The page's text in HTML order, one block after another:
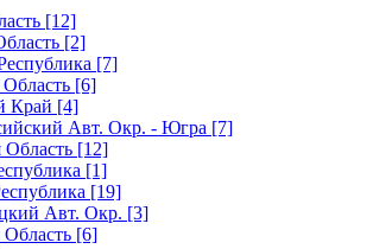
[12]
[2]
[7]
Область [6]
Край [4]
Авт. Окр. - Югра [7]
Область [12]
[1]
[19]
Авт. Окр. [3]
Область [6]